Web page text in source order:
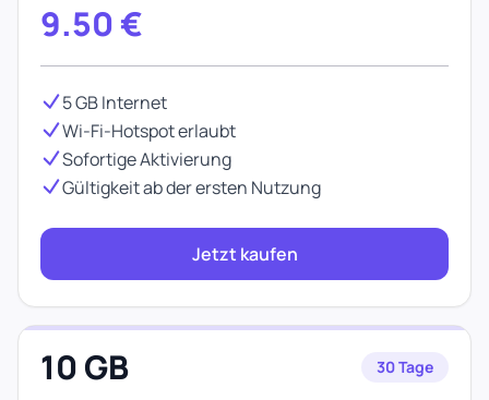
9.50 €
5 GB Internet
Wi-Fi-Hotspot erlaubt
Sofortige Aktivierung
Gültigkeit ab der ersten Nutzung
Jetzt kaufen
10 GB 30 Tage